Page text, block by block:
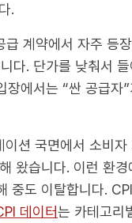
.
계약에서 자주 등장
다. 단가를 낮춰서 들
에서는 “싼 공급자”
션 국면에서 소비자
왔습니다. 이런 환경
중도 이탈합니다.
데이터는 카테고리